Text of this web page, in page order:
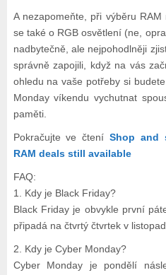
A nezapomeňte, při výběru
se také o RGB osvětlení (ne,
nadbytečně, ale nejpohodlněji
správně zapojili, když na vás
ohledu na vaše potřeby si
Monday víkendu vychutnat
paměti.
Pokračujte ve čteníShop and
RAM deals still available
FAQ:
1. Kdy je Black Friday?
Black Friday je obvykle první
připadá na čtvrtý čtvrtek v
2. Kdy je Cyber Monday?
Cyber Monday je pondělí